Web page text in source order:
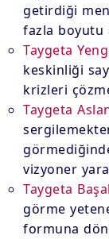
getirdiği
fazla boyutu
Taygeta
keskinliği
krizleri
Taygeta
vizyoner
Taygeta
görme
formuna